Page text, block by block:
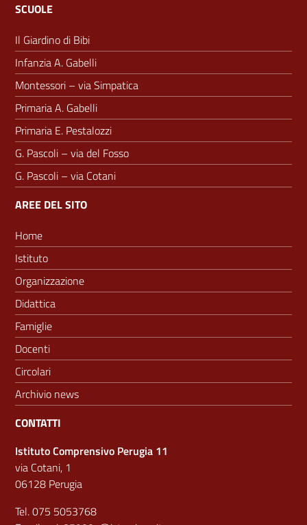
SCUOLE
Il Giardino di Bibi
Infanzia A. Gabelli
Montessori – via Simpatica
Primaria A. Gabelli
Primaria E. Pestalozzi
G. Pascoli – via del Fosso
G. Pascoli – via Cotani
AREE DEL SITO
Home
Istituto
Organizzazione
Didattica
Famiglie
Docenti
Circolari
Archivio news
CONTATTI
Istituto Comprensivo Perugia 11
via Cotani, 1
06128 Perugia
Tel. 075 5053768